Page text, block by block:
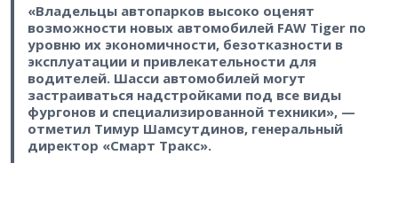
«Владельцы автопарков высоко оценят
возможности новых автомобилей FAW Tiger по
уровню их экономичности, безотказности в
эксплуатации и привлекательности для
водителей. Шасси автомобилей могут
застраиваться надстройками под все виды
фургонов и специализированной техники», —
отметил Тимур Шамсутдинов, генеральный
директор «Смарт Тракс».